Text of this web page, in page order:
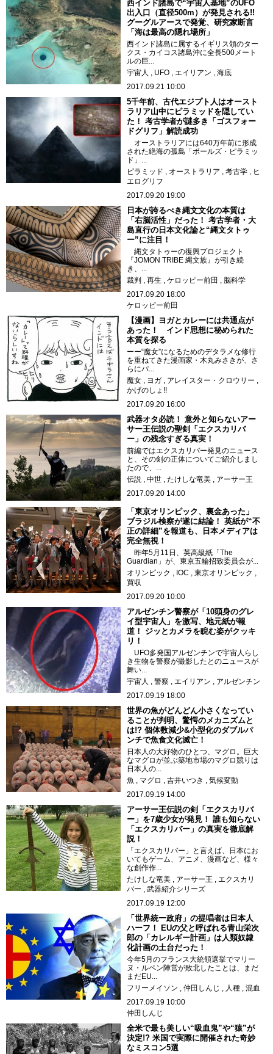
西インド諸島で“宇宙人基地”のUFO
出入口（直径500m）が発見される!!
グーグルアースで発覚、研究家断言
「海は最高の隠れ場所」
西インド諸島に属するイギリス領のター
クス・カイコス諸島沖に全長500メート
ルの巨...
宇宙人
UFO エイリアン
海底
2017.09.21 10:00
5千年前、古代エジプト人はオースト
ラリア山中にピラミッドを隠してい
た！ 考古学者が謎多き「ゴスフォー
ドグリフ」解読成功
オーストラリアには640万年前に形成
された絶海の孤島「ボールズ・ピラミッ
ド」...
ピラミッド
オーストラリア 考古学
ヒ
エログリフ
2017.09.20 19:00
日本が誇るべき縄文文化の本質は
「右脳活性」だった！ 考古学者・大
島直行の日本文化論と“縄文タトゥ
ー”に注目！
縄文タトゥーの復興プロジェクト
『JOMON TRIBE 縄文族』が引き続
き、...
裁判
再生 ケロッピー前田
脳科学
2017.09.20 18:00
ケロッピー前田
【漫画】ヨガとカレーには共通点が
あった！ インド思想に秘められた
本質を探る
ーー“魔女”になるためのデタラメな修行
を重ねてきた漫画家・木丸みさきが、さ
らにパ...
魔女
ヨガ
アレイスター・クロウリー
かげのしょ!!
2017.09.20 16:00
武器オタ必読！ 意外と知らないアー
サー王伝説の聖剣「エクスカリバ
ー」の残念すぎる真実！
前編ではエクスカリバー発見のニュース
と、その剣の正体についてご紹介しまし
たので、...
伝説
中世 たけしな竜美
アーサー王
2017.09.20 14:00
「東京オリンピック、裏金あった」
ブラジル検察が遂に結論！ 英紙が“不
正の詳細”を報道も、日本メディアは
完全無視！
昨年5月11日、英高級紙「The
Guardian」が、東京五輪招致委員会が...
オリンピック
IOC
東京オリンピック
買収
2017.09.20 10:00
アルゼンチン警察が「10頭身のグレ
イ型宇宙人」を激写、地元紙が報
道！ ジッとカメラを睨む姿がクッキ
リ！
UFO多発国アルゼンチンで宇宙人らし
き生物を警察が撮影したとのニュースが
舞い...
宇宙人
警察 エイリアン
アルゼンチン
2017.09.19 18:00
世界の魚がどんどん小さくなってい
ることが判明、驚愕のメカニズムと
は!? 個体数減少&小型化のダブルパ
ンチで魚食文化滅亡！
日本人の大好物のひとつ、マグロ。巨大
なマグロが並ぶ築地市場のマグロ競りは
日本人の...
魚
マグロ 吉井いつき
気候変動
2017.09.19 14:00
アーサー王伝説の剣「エクスカリバ
ー」を7歳少女が発見！ 誰も知らない
「エクスカリバー」の真実を徹底解
説！
「エクスカリバー」と言えば、日本にお
いてもゲーム、アニメ、漫画など、様々
な創作作...
たけしな竜美
アーサー王
エクスカリ
バー
武器紹介シリーズ
2017.09.19 12:00
「世界統一政府」の提唱者は日本人
ハーフ！ EUの父と呼ばれる青山栄次
郎の「カレルギー計画」は人類奴隷
化計画の土台だった！
今年5月のフランス大統領選挙でマリー
ヌ・ルペン陣営が敗北したことは、まだ
まだEU...
フリーメイソン
仲田しんじ 人種
混血
2017.09.19 10:00
仲田しんじ
全米で最も美しい“吸血鬼”や“猿”が
決定!? 米国で実際に開催された奇妙
なミスコン5選